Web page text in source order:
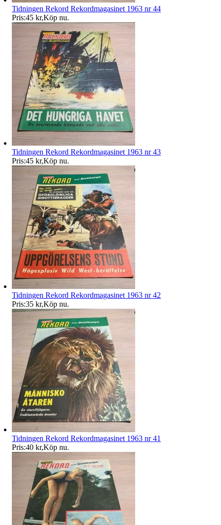
Tidningen Rekord Rekordmagasinet 1963 nr 44
Pris:45 kr,Köp nu.
Tidningen Rekord Rekordmagasinet 1963 nr 43
Pris:45 kr,Köp nu.
Tidningen Rekord Rekordmagasinet 1963 nr 42
Pris:35 kr,Köp nu.
Tidningen Rekord Rekordmagasinet 1963 nr 41
Pris:40 kr,Köp nu.